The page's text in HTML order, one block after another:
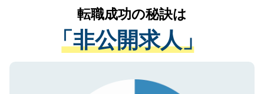
は、個人情報の取り扱いについての厳密な
管理基準を満たした事業者のみに付与され
る、プライバシーマークを取得済みです。
で、機密保持に関してもご安心ください。
かがいして、現在の医療機関の状況や紹介
経験をまじえながら、適切なアドバイスを
させていただきます。すぐにご転職をされ
ない方には、長期的なサポートが可能です
ので、まずはご登録ください。
転職成功の秘訣は
「非公開求人」